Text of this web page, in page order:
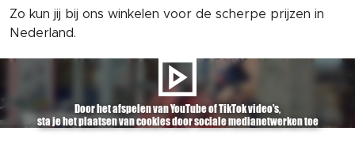
Zo kun jij bij ons winkelen voor de scherpe prijzen in
Nederland.
Door het afspelen van YouTube of TikTok video's,
sta je het plaatsen van cookies door sociale medianetwerken toe